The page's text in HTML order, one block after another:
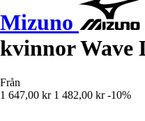
Mizuno
kvinnor Wave
Från
1 647,00 kr 1 482,00 kr -10%